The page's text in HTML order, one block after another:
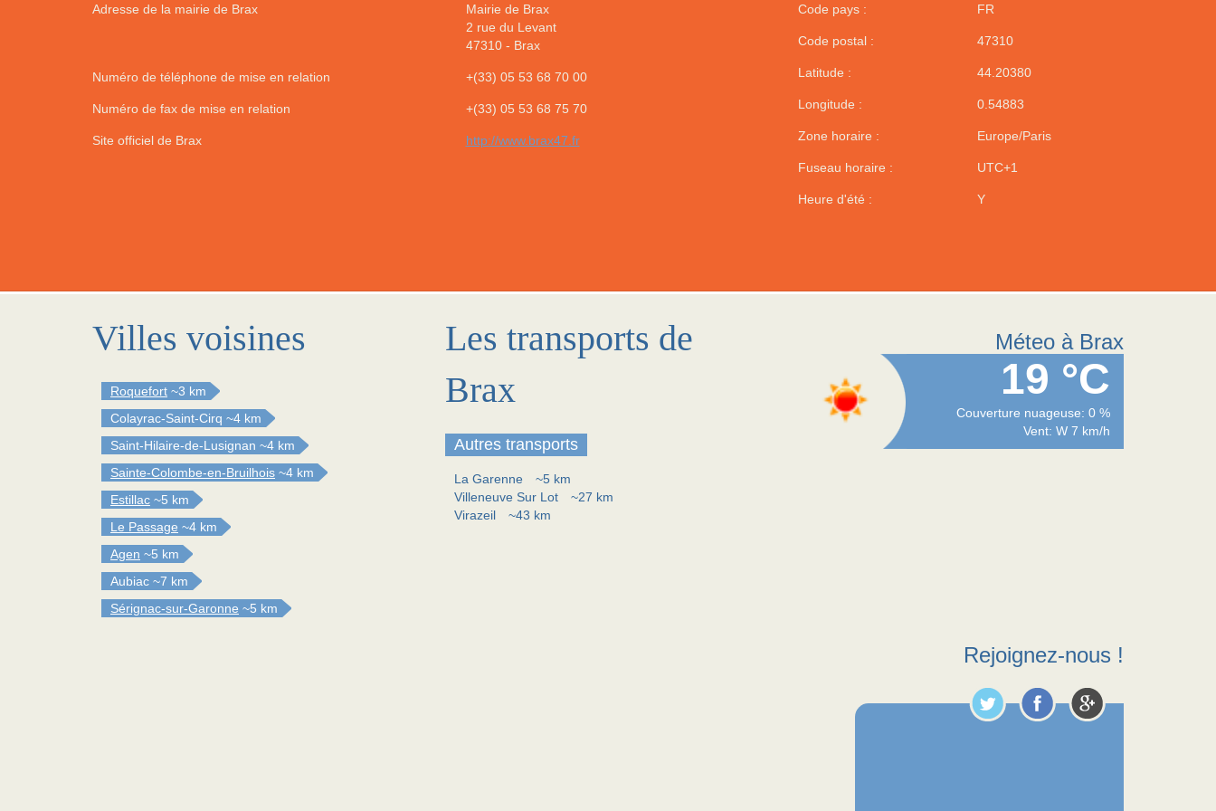
Adresse de la mairie de Brax
Mairie de Brax
2 rue du Levant
47310- Brax
Numéro de téléphone de mise en relation +(33) 05 53 68 70 00
Numéro de fax de mise en relation +(33) 05 53 68 75 70
Site officiel de Brax http://www.brax47.fr
Code pays : FR
Code postal : 47310
Latitude : 44.20380
Longitude : 0.54883
Zone horaire : Europe/Paris
Fuseau horaire : UTC+1
Heure d'été : Y
Villes voisines
Roquefort ~3 km
Colayrac-Saint-Cirq ~4 km
Saint-Hilaire-de-Lusignan ~4 km
Sainte-Colombe-en-Bruilhois ~4 km
Estillac ~5 km
Le Passage ~4 km
Agen ~5 km
Aubiac ~7 km
Sérignac-sur-Garonne ~5 km
Les transports de
Brax
Autres transports
La Garenne
~5 km
Villeneuve Sur Lot
~27 km
Virazeil
~43 km
Méteo à Brax
19 °C
Couverture nuageuse: 0 %
Vent: W 7 km/h
Rejoignez-nous !